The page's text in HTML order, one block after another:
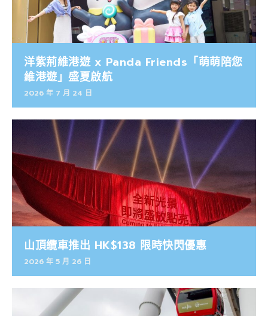
洋紫荊維港遊 x Panda Friends「萌萌陪您
維港遊」盛夏啟航
2026 年 7 月 24 日
山頂纜車推出 HK$138 限時快閃優惠
2026 年 5 月 26 日